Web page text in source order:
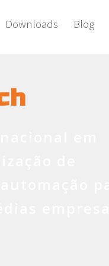
Downloads Blog